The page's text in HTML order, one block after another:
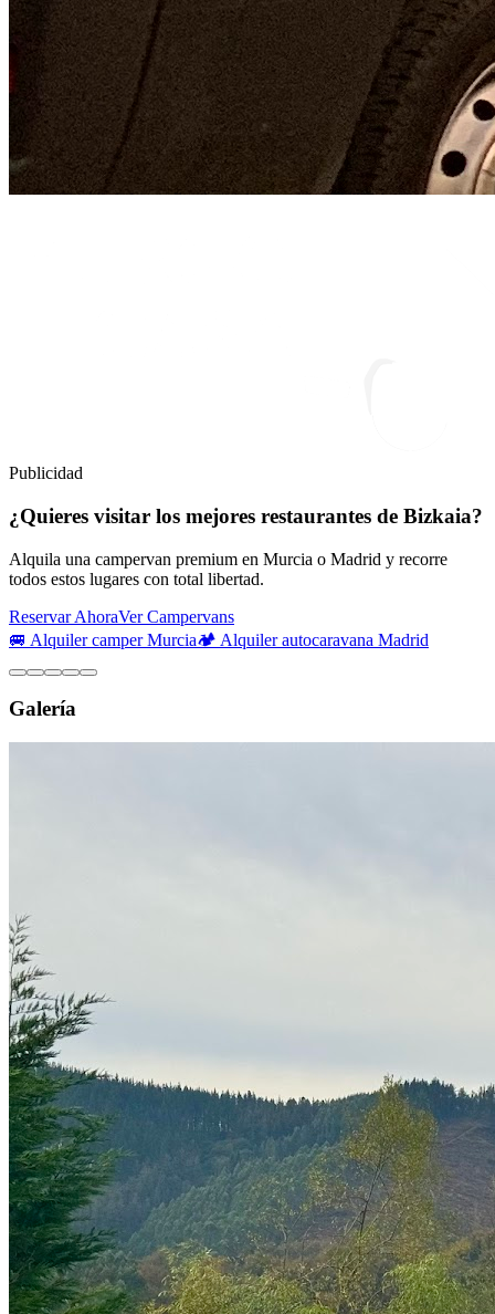
Publicidad
¿Quieres visitar los mejores restaurantes de Bizkaia?
Alquila una campervan premium en Murcia o Madrid y recorre
todos estos lugares con total libertad.
Reservar AhoraVer Campervans
🚐 Alquiler camper Murcia🏕️ Alquiler autocaravana Madrid
Galería